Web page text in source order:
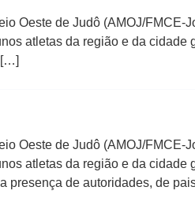
Oeste de Judô (AMOJ/FMCE-
atletas da região e da cidade
[…]
Oeste de Judô (AMOJ/FMCE-
atletas da região e da cidade
presença de autoridades, de